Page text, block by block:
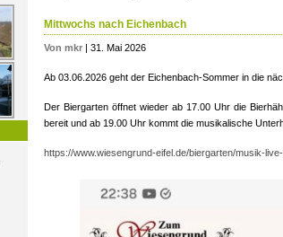
Mittwochs nach Eichenbach
Von mkr | 31. Mai 2026
Ab 03.06.2026 geht der Eichenbach-Sommer in die
Der Biergarten öffnet wieder ab 17.00 Uhr die
bereit und ab 19.00 Uhr kommt die musikalische
https://www.wiesengrund-eifel.de/biergarten/musik-